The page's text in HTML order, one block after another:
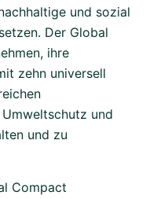
und sozial
Der Global
ihre
zehn universell
und
und zu
Compact